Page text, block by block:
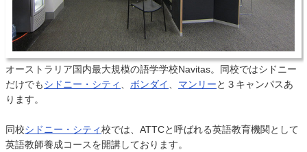
オーストラリア国内最大規模の語学学校Navitas。同校ではシドニー
だけでもシドニー・シティ ボンダイ マンリーと３キャンパスあ
ります。
同校シドニー・シティ校では、ATTCと呼ばれる英語教育機関として
英語教師養成コースを開講しております。